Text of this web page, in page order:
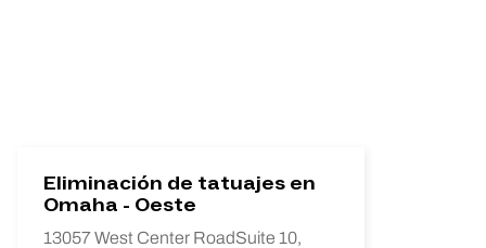
Eliminación de tatuajes en
Omaha - Oeste
13057 West Center RoadSuite 10,